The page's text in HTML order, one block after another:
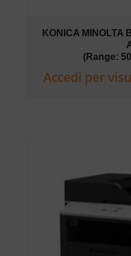
KONICA MINOLTA
(Range:
Accedi per